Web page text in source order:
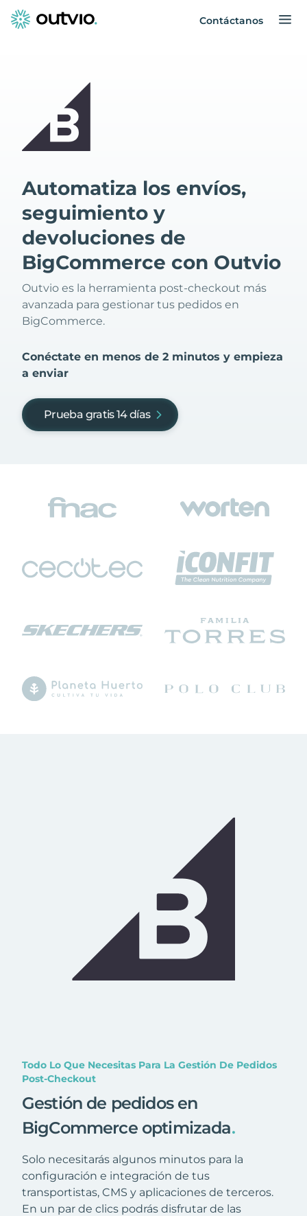
Contáctanos
Automatiza los envíos,
seguimiento y
devoluciones de
BigCommerce con Outvio
Outvio es la herramienta post-checkout más
avanzada para gestionar tus pedidos en
BigCommerce.
Conéctate en menos de 2 minutos y empieza
a enviar
Prueba gratis 14 días
Todo Lo Que Necesitas Para La Gestión De Pedidos
Post-Checkout
Gestión de pedidos en
BigCommerce optimizada.
Solo necesitarás algunos minutos para la
configuración e integración de tus
transportistas, CMS y aplicaciones de terceros.
En un par de clics podrás disfrutar de las